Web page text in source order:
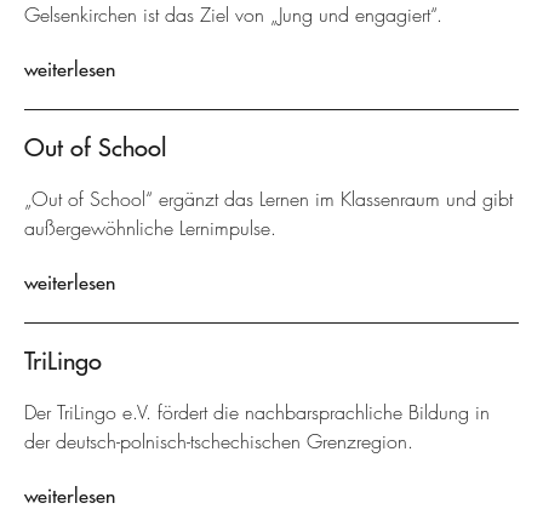
Gelsenkirchen ist das Ziel von „Jung und engagiert“.
weiterlesen
Out of School
„Out of School“ ergänzt das Lernen im Klassenraum und gibt
außergewöhnliche Lernimpulse.
weiterlesen
TriLingo
Der TriLingo e.V. fördert die nachbarsprachliche Bildung in
der deutsch-polnisch-tschechischen Grenzregion.
weiterlesen